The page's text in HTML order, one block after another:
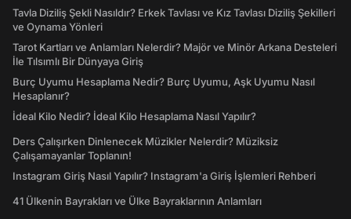
Tavla Diziliş Şekli Nasıldır? Erkek Tavlası ve Kız Tavlası Diziliş Şekilleri
ve Oynama Yönleri
Tarot Kartları ve Anlamları Nelerdir? Majör ve Minör Arkana Desteleri
İle Tılsımlı Bir Dünyaya Giriş
Burç Uyumu Hesaplama Nedir? Burç Uyumu, Aşk Uyumu Nasıl
Hesaplanır?
İdeal Kilo Nedir? İdeal Kilo Hesaplama Nasıl Yapılır?
Ders Çalışırken Dinlenecek Müzikler Nelerdir? Müziksiz
Çalışamayanlar Toplanın!
Instagram Giriş Nasıl Yapılır? Instagram'a Giriş İşlemleri Rehberi
41 Ülkenin Bayrakları ve Ülke Bayraklarının Anlamları